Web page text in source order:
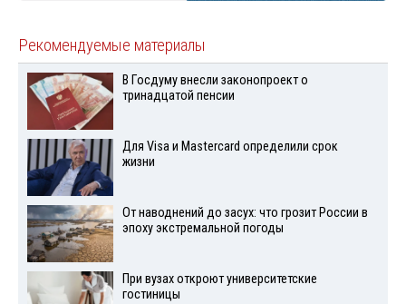
Рекомендуемые материалы
В Госдуму внесли законопроект о
тринадцатой пенсии
Для Visа и Mastercard определили срок
жизни
От наводнений до засух: что грозит России в
эпоху экстремальной погоды
При вузах откроют университетские
гостиницы